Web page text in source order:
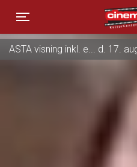
Toggle navigation
Cinema4